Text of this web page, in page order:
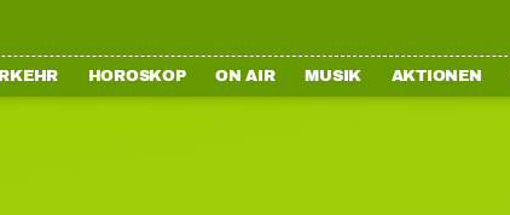
HOROSKOP ON AIR MUSIK AKTIONEN